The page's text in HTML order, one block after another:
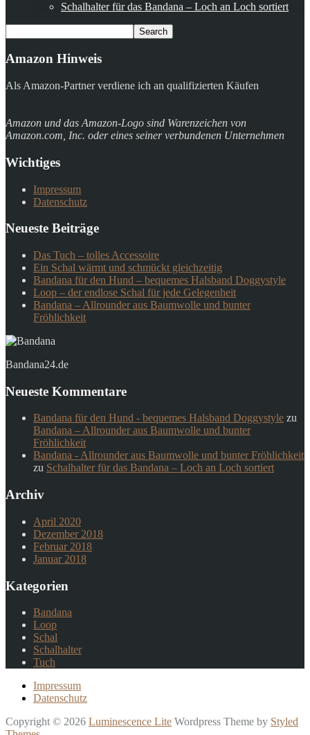
Schalhalter für das Bandana – Loch an Loch sortiert
Amazon Hinweis
Als Amazon-Partner verdiene ich an qualifizierten Käufen
Amazon und das Amazon-Logo sind Warenzeichen von
Amazon.com, Inc. oder eines seiner verbundenen Unternehmen
Wichtiges
Impressum
Datenschutz
Neueste Beiträge
Das Tuch – tolles Accessoire
Ein Schal wärmt und schmückt gleichzeitig
Bandana für den Hund – bequemes Halsband Doggystyle
Loop – der endlose Schal für jede Gelegenheit
Bandana – Allrounder aus Baumwolle und bunter
Fröhlichkeit
Bandana24.de
Neueste Kommentare
Bandana für den Hund - bequemes Halsband Doggystyle zu
Bandana – Allrounder aus Baumwolle und bunter
Fröhlichkeit
Bandana - Allrounder aus Baumwolle und bunter Fröhlichkeit
zu Schalhalter für das Bandana – Loch an Loch sortiert
Archiv
April 2020
Dezember 2018
Februar 2018
Januar 2018
Kategorien
Bandana
Loop
Schal
Schalhalter
Tuch
Impressum
Datenschutz
Copyright © 2026 Luminescence Lite Wordpress Theme by Styled